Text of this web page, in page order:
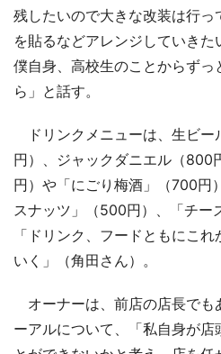
残したいので大きな改装は行っ
を貼るなどアレンジしていきた
僕自身、高校生のことからず
ら」と話す。
ドリンクメニューは、生ビー
円）、ジャックダニエル（800
円）や「にごり梅酒」（700円
スナッツ」（500円）、「チー
「ドリンク、フードともにこ
いく」（角田さん）。
オーナーは、前店の店長でも
ーアルについて、「私自身が店